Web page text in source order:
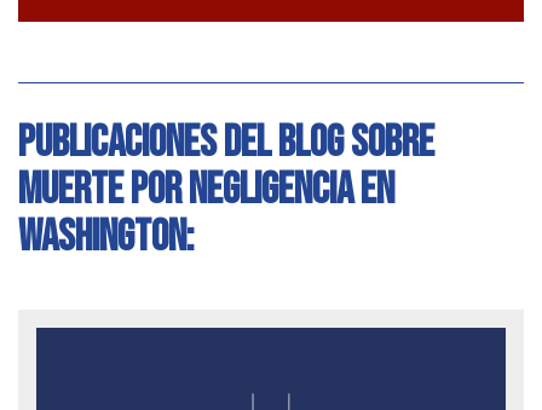
Publicaciones del blog sobre
muerte por negligencia en
Washington: